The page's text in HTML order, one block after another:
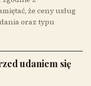
że ceny usług
oraz typu
udaniem się